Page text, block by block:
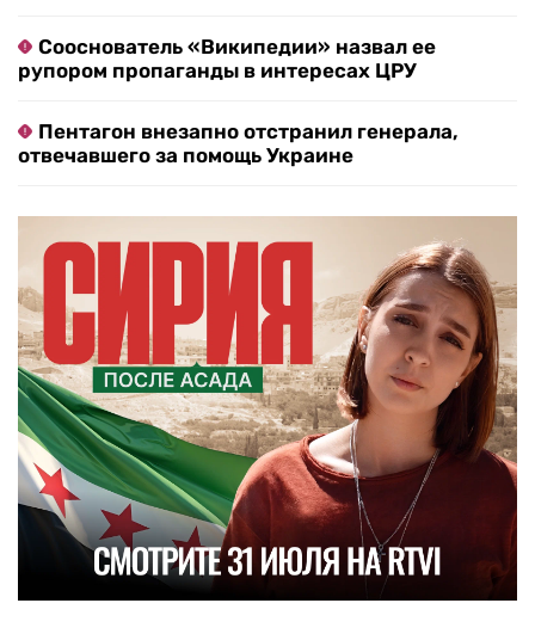
Сооснователь «Википедии» назвал ее
рупором пропаганды в интересах ЦРУ
Пентагон внезапно отстранил генерала,
отвечавшего за помощь Украине